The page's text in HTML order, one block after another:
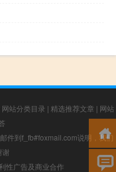
网站分类目录 | 精选推荐文章 | 网站
件到f_fb#foxmail.com说明，我们
谢
性广告及商业合作